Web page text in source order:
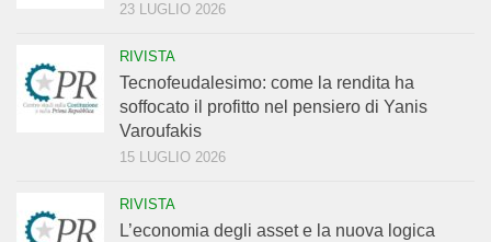
23 LUGLIO 2026
RIVISTA
Tecnofeudalesimo: come la rendita ha
soffocato il profitto nel pensiero di Yanis
Varoufakis
15 LUGLIO 2026
RIVISTA
L’economia degli asset e la nuova logica